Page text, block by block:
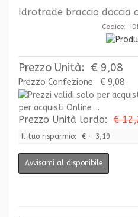
Idrotrade braccio doccia
Codice:
Prezzo Unità: € 9,08
Prezzo Confezione:
€ 9,08
per acquisti Online ...
Prezzo Unità lordo: €
Il tuo risparmio: € - 3,19
Avvisami al disponibile